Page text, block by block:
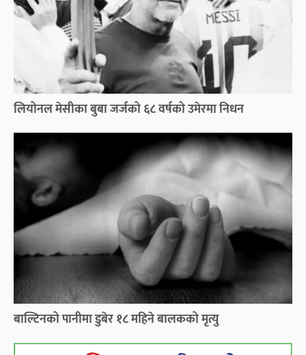
लियोनल मेसीका बुबा जर्जको ६८ वर्षको उमेरमा निधन
बाल्टिनको पानीमा डुबेर १८ महिने बालकको मृत्यु